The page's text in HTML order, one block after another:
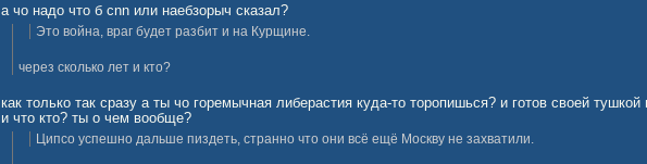
а чо надо что б cnn или наебзорыч сказал?
Это война, враг будет разбит и на Курщине.
через сколько лет и кто?
как только так сразу а ты чо горемычная либерастия куда-то торопишься? и готов своей тушкой
и что кто? ты о чем вообще?
Ципсо успешно дальше пиздеть, странно что они всё ещё Москву не захватили.